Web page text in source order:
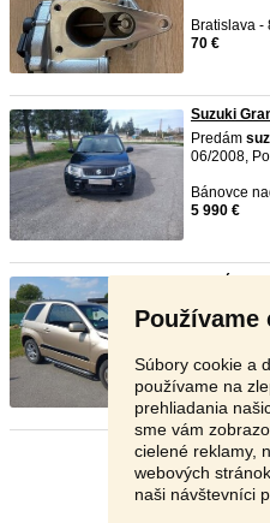
Používame
Súbory cookie a
používame na
prehliadania
sme vám
cielené reklamy,
webových
naši návštevníci
Bratislava -
70 €
Suzuki
Predám
06/2008,
Bánovce
5 990 €
Predám
78 kW,
Svidník -
Stránka: 1